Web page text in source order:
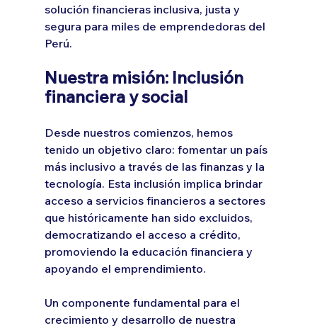
solución financieras inclusiva, justa y
segura para miles de emprendedoras del
Perú.
Nuestra misión: Inclusión
financiera y social
Desde nuestros comienzos, hemos
tenido un objetivo claro: fomentar un país
más inclusivo a través de las finanzas y la
tecnología. Esta inclusión implica brindar
acceso a servicios financieros a sectores
que históricamente han sido excluidos,
democratizando el acceso a crédito,
promoviendo la educación financiera y
apoyando el emprendimiento.
Un componente fundamental para el
crecimiento y desarrollo de nuestra